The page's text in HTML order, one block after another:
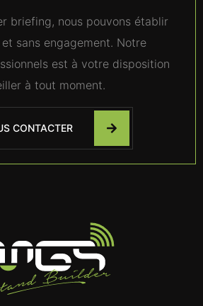
briefing, nous pouvons établir
sans engagement. Notre
est à votre disposition
à tout moment.
CONTACTER